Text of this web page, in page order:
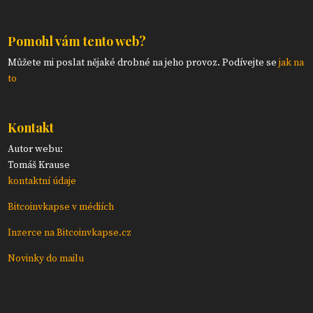
Pomohl vám tento web?
Můžete mi poslat nějaké drobné na jeho provoz. Podívejte sejak na
to
Kontakt
Autor webu:
Tomáš Krause
kontaktní údaje
Bitcoinvkapse v médiích
Inzerce na Bitcoinvkapse.cz
Novinky do mailu